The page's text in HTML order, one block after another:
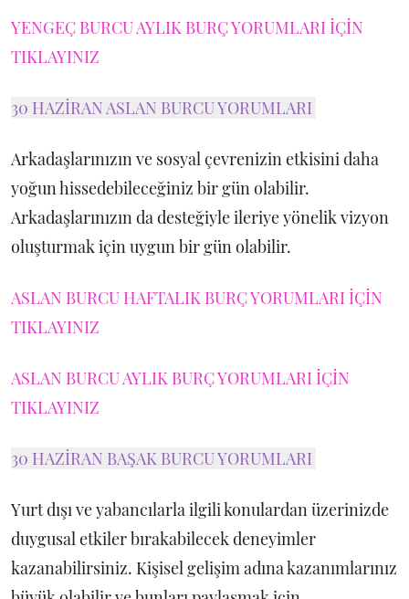
YENGEÇ BURCU AYLIK BURÇ YORUMLARI İÇİN
TIKLAYINIZ
30 HAZİRAN ASLAN BURCU YORUMLARI
Arkadaşlarınızın ve sosyal çevrenizin etkisini daha
yoğun hissedebileceğiniz bir gün olabilir.
Arkadaşlarınızın da desteğiyle ileriye yönelik vizyon
oluşturmak için uygun bir gün olabilir.
ASLAN BURCU HAFTALIK BURÇ YORUMLARI İÇİN
TIKLAYINIZ
ASLAN BURCU AYLIK BURÇ YORUMLARI İÇİN
TIKLAYINIZ
30 HAZİRAN BAŞAK BURCU YORUMLARI
Yurt dışı ve yabancılarla ilgili konulardan üzerinizde
duygusal etkiler bırakabilecek deneyimler
kazanabilirsiniz. Kişisel gelişim adına kazanımlarınız